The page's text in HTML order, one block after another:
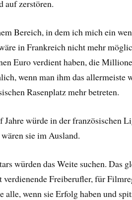
auf zerstören.
Bereich, in dem ich mich ein
in Frankreich nicht mehr
Euro verdient haben, die
wenn man ihm das allermeiste
Rasenplatz mehr betreten.
Jahre würde in der französischen
sie im Ausland.
würden das Weite suchen. Das
verdienende Freiberufler, für
alle, wenn sie Erfolg haben und